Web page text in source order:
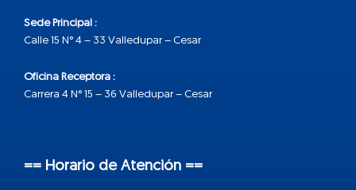
Sede Principal :
Calle 15 N° 4 – 33 Valledupar – Cesar
Oficina Receptora :
Carrera 4 N° 15 – 36 Valledupar – Cesar
== Horario de Atención ==